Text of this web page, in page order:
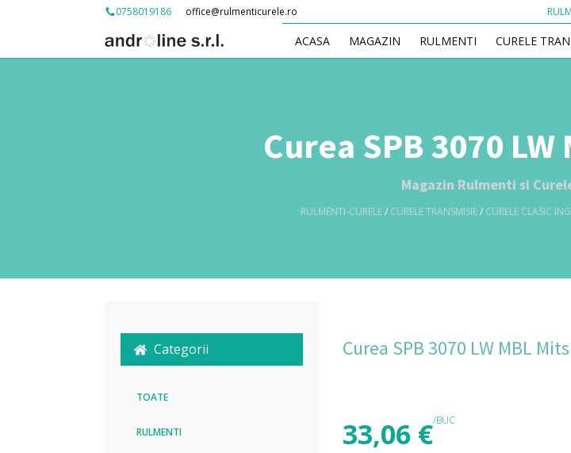
0758019186 office@rulmenticurele.ro
ACASA MAGAZIN RULMENTI CURELE
Curea SPB 3070
Magazin Rulmenti si
RULMENTI-CURELE/ CURELE TRANSMISIE/ CURELE CLASIC
Categorii
TOATE
RULMENTI
Curea SPB 3070 LW MBL
33,06 €/BUC